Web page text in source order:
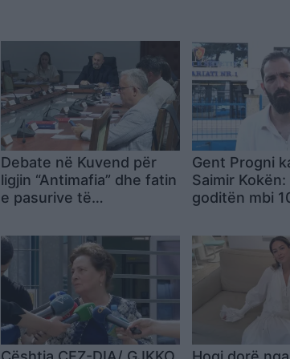
Debate në Kuvend për
ligjin “Antimafia” dhe fatin
e pasurive të
dyshime për rikthimin e
tyre te të goditurit
Gent Progni
Saimir Kokën:
goditën mbi
policia dhe
2 korrikut